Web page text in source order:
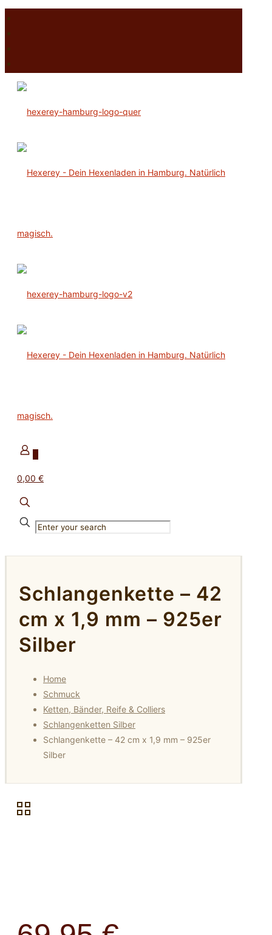
0,00 €
Schlangenkette – 42
cm x 1,9 mm – 925er
Silber
Home
Schmuck
Ketten, Bänder, Reife & Colliers
Schlangenketten Silber
Schlangenkette – 42 cm x 1,9 mm – 925er
Silber